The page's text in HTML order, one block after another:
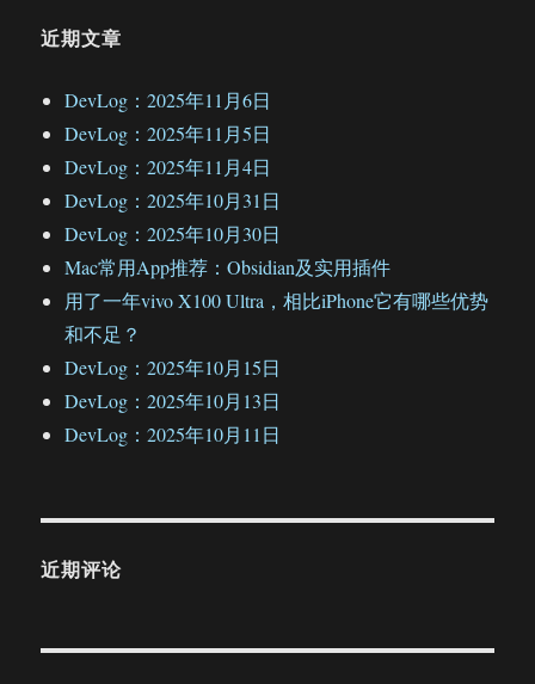
近期文章
DevLog：2025年11月6日
DevLog：2025年11月5日
DevLog：2025年11月4日
DevLog：2025年10月31日
DevLog：2025年10月30日
Mac常用App推荐：Obsidian及实用插件
用了一年vivo X100 Ultra，相比iPhone它有哪些优势
和不足？
DevLog：2025年10月15日
DevLog：2025年10月13日
DevLog：2025年10月11日
近期评论